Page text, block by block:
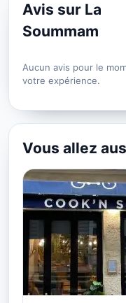
Avis sur La
Soummam
Aucun avis pour le
votre expérience.
Vous allez